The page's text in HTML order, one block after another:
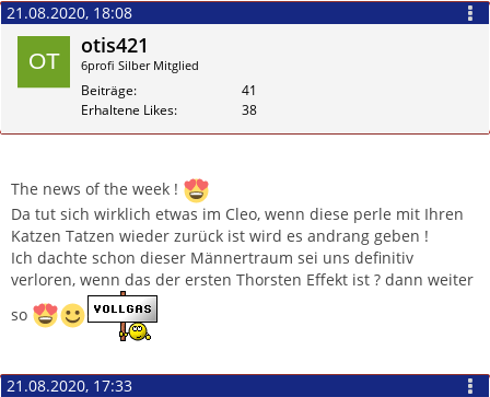
21.08.2020, 18:08
otis421
6profi Silber Mitglied
Beiträge
41
Erhaltene Likes
38
The news of the week !
Da tut sich wirklich etwas im Cleo, wenn diese perle mit Ihren
Katzen Tatzen wieder zurück ist wird es andrang geben !
Ich dachte schon dieser Männertraum sei uns definitiv
verloren, wenn das der ersten Thorsten Effekt ist ? dann weiter
so
21.08.2020, 17:33